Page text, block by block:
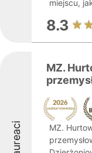
miejscu,
8.3
Laureaci
MZ.
MZ.